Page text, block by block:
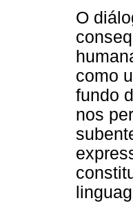
O
como
fundo
nos